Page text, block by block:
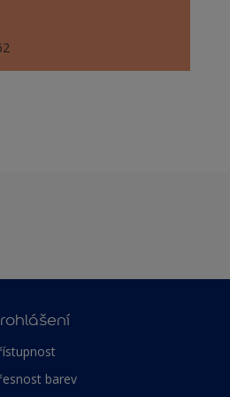
barev